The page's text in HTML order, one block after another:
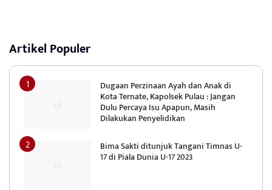
Artikel Populer
Dugaan Perzinaan Ayah dan Anak di
Kota Ternate, Kapolsek Pulau : Jangan
Dulu Percaya Isu Apapun, Masih
Dilakukan Penyelidikan
Bima Sakti ditunjuk Tangani Timnas U-
17 di Piala Dunia U-17 2023